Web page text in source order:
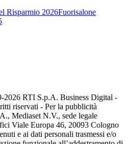
Risparmio 2026Fuorisalone
2026 RTI S.p.A. Business Digital -
riservati - Per la pubblicità
Mediaset N.V., sede legale
Viale Europa 46, 20093 Cologno
e ai dati personali trasmessi e/o